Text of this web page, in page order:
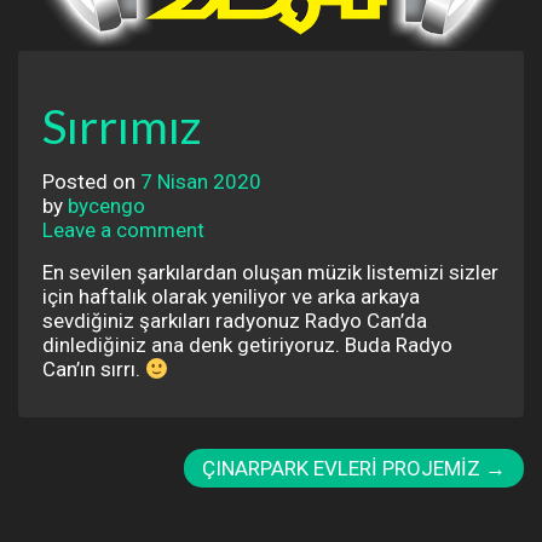
Sırrımız
Posted on 7 Nisan 2020
by bycengo
Leave a comment
En sevilen şarkılardan oluşan müzik listemizi sizler
için haftalık olarak yeniliyor ve arka arkaya
sevdiğiniz şarkıları radyonuz Radyo Can’da
dinlediğiniz ana denk getiriyoruz. Buda Radyo
Can’ın sırrı.
ÇINARPARK EVLERİ PROJEMİZ →